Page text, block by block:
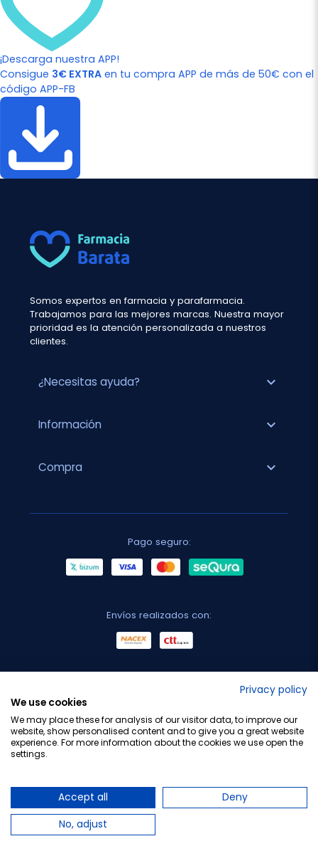
¡Descarga nuestra APP!
Consigue 3€ EXTRA en tu compra APP de más de 50€ con el
código APP-FB
Somos expertos en farmacia y parafarmacia.
Trabajamos para las mejores marcas. Nuestra mayor
prioridad es la atención personalizada a nuestros
clientes.
¿Necesitas ayuda? expand_more
Información expand_more
Compra expand_more
Pago seguro:
Envíos realizados con:
Privacy policy
We use cookies
We may place these for analysis of our visitor data, to improve our
website, show personalised content and to give you a great website
experience. For more information about the cookies we use open the
settings.
Accept all
Deny
No, adjust